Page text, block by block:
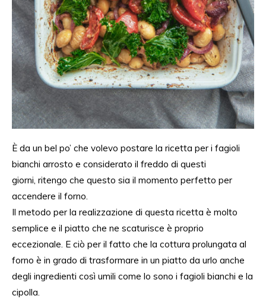
È da un bel po’ che volevo postare la ricetta per i fagioli
bianchi arrosto e considerato il freddo di questi
giorni, ritengo che questo sia il momento perfetto per
accendere il forno.
Il metodo per la realizzazione di questa ricetta è molto
semplice e il piatto che ne scaturisce è proprio
eccezionale. E ciò per il fatto che la cottura prolungata al
forno è in grado di trasformare in un piatto da urlo anche
degli ingredienti così umili come lo sono i fagioli bianchi e la
cipolla.